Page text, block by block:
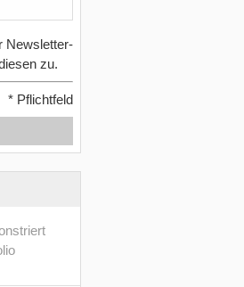
Newsletter-
zu.
* Pflichtfeld